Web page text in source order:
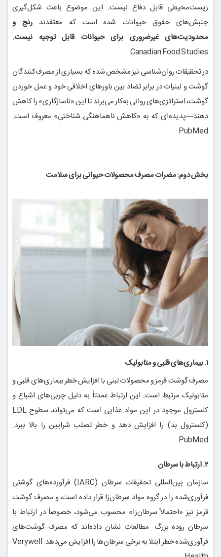
زیست‌محیطی قابل دفاع نیست. این موضوع باعث شکل‌گیری
جنبش‌های حقوق حیوانات شده است که معتقدندرنج و
محدودیت‌های غیرضروری برای حیوانات قابل توجیه نیست.
Canadian Food Studies
در تحقیقات روان‌شناسی نیز مشخص شده که بسیاری از مصرف‌کنندگان
گوشت و لبنیات در برابر تضاد بین باورهای اخلاقی خود و عمل خوردن
گوشت، استراتژی‌های روانی به‌کار می‌برند تا این «ناسازگاری» را کاهش
دهند—پدیده‌ای که به «کاهش ناهماهنگی شناختی» معروف است.
PubMed
بخش دوم: مضرات مصرف محصولات حیوانی برای سلامت
۱. بیماری‌های قلبی و متابولیک
مصرف گوشت قرمز و محصولات لبنی با افزایش خطر بیماری‌های قلبی و
متابولیک مرتبط است. این ارتباط عمدتاً به دلیل چربی‌های اشباع و
کلسترول موجود در این مواد غذایی است که می‌تواند سطوح LDL
(کلسترول بد) را افزایش دهد و خطر تصلب شرایین را بالا ببرد.
PubMed
۲. ارتباط با سرطان
سازمان بین‌المللی تحقیقات سرطان (IARC) فرآورده‌های گوشتی
فرآوری‌شده را در گروه مواد سرطان‌زا قرار داده است، و مصرف گوشت
قرمز نیز «احتمالاً سرطان‌زا» محسوب می‌شود، خصوصاً در ارتباط با
سرطان روده بزرگ. مطالعات نشان داده‌اند که مصرف گوشت‌های
فرآوری‌شده خطر ابتلا به برخی سرطان‌ها را افزایش می‌دهد.Verywell